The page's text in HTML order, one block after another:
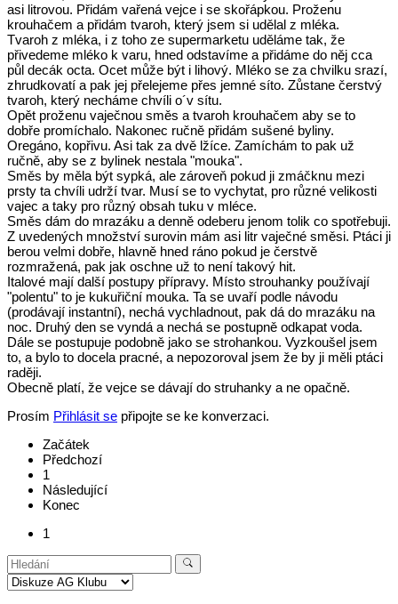
asi litrovou. Přidám vařená vejce i se skořápkou. Proženu
krouhačem a přidám tvaroh, který jsem si udělal z mléka.
Tvaroh z mléka, i z toho ze supermarketu uděláme tak, že
přivedeme mléko k varu, hned odstavíme a přidáme do něj cca
půl decák octa. Ocet může být i lihový. Mléko se za chvilku srazí,
zhrudkovatí a pak jej přelejeme přes jemné síto. Zůstane čerstvý
tvaroh, který necháme chvíli o´v sítu.
Opět proženu vaječnou směs a tvaroh krouhačem aby se to
dobře promíchalo. Nakonec ručně přidám sušené byliny.
Oregáno, kopřivu. Asi tak za dvě lžíce. Zamíchám to pak už
ručně, aby se z bylinek nestala "mouka".
Směs by měla být sypká, ale zároveň pokud ji zmáčknu mezi
prsty ta chvíli udrží tvar. Musí se to vychytat, pro různé velikosti
vajec a taky pro různý obsah tuku v mléce.
Směs dám do mrazáku a denně odeberu jenom tolik co spotřebuji.
Z uvedených množství surovin mám asi litr vaječné směsi. Ptáci ji
berou velmi dobře, hlavně hned ráno pokud je čerstvě
rozmražená, pak jak oschne už to není takový hit.
Italové mají další postupy přípravy. Místo strouhanky používají
"polentu" to je kukuřiční mouka. Ta se uvaří podle návodu
(prodávají instantní), nechá vychladnout, pak dá do mrazáku na
noc. Druhý den se vyndá a nechá se postupně odkapat voda.
Dále se postupuje podobně jako se strohankou. Vyzkoušel jsem
to, a bylo to docela pracné, a nepozoroval jsem že by ji měli ptáci
raději.
Obecně platí, že vejce se dávají do struhanky a ne opačně.
Prosím Přihlásit se připojte se ke konverzaci.
Začátek
Předchozí
1
Následující
Konec
1